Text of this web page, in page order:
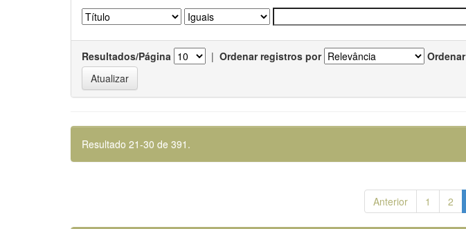
Resultados/Página | Ordenar registros por Ordenar
Resultado 21-30 de 391.
Anterior 1 2